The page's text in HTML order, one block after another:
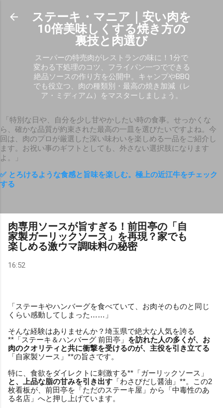
スキップしてメイン コンテンツに移動
ステーキ・マニア｜安い肉を
10倍美味しくする焼き方の
裏技と肉選び
スーパーの特売肉がレストランの味に！1分で
変わる下処理のコツ、フライパン一つでできる
絶品ソースの作り方を公開中。キャンプやBBQ
でも役立つ、肉の種類別・最高の焼き加減（レ
ア・ミディアム）をマスターしましょう。
「特別な日や、自分を少し甘やかしたい時の食事。せっかくな
ら、確かな品質が約束された最高の一皿を選びたいですよね。今
回は、肉のプロが厳選した深い味わいを楽しめる一品をご紹介し
ます。お祝い事のギフトとしても、外さない選択肢になります
よ。」
✅ とろけるような食感と旨味を楽しむ。極上の近江牛をチェック
する
肉専用ソースが旨すぎる！前田亭の「自
家製ガーリックソース」を再現？家でも
楽しめる激ウマ調味料の秘密
16:52
「ステーキやハンバーグを食べていて、お肉そのものと同じ
くらい感動してしまった……」
そんな経験はありませんか？埼玉県で絶大な人気を誇る
**「ステーキ＆ハンバーグ 前田亭」 を訪れた人の多くが、お
肉のクオリティと共に衝撃を受けるのが、主役を引き立てる
「自家製ソース」**の旨さです。
特に、食欲をダイレクトに刺激する**「ガーリックソース」
と、上品な脂の甘みを引き出す 「わさびだし醤油」**。この2
枚看板が、前田亭を「ただのステーキ屋」から「中毒性のあ
る名店」へと押し上げています。